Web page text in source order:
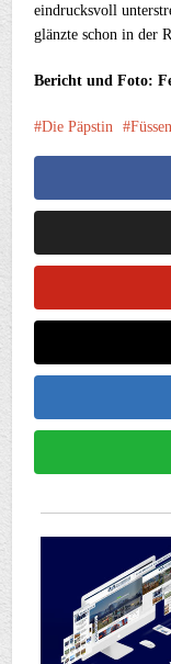
eindrucksvoll
glänzte schon in der
Bericht und Foto:
Die Päpstin Füssen